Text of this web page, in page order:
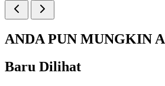
ANDA PUN MUNGKIN
Baru Dilihat